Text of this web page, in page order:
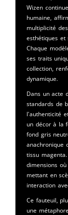
Wizen
humaine,
multiplicité
esthétiques et
Chaque
ses traits
collection,
dynamique.
Dans un acte
standards de
l'authenticité
un décor à la
fond gris
anachronique
tissu
dimensions
mettant en
interaction
Ce fauteuil,
une